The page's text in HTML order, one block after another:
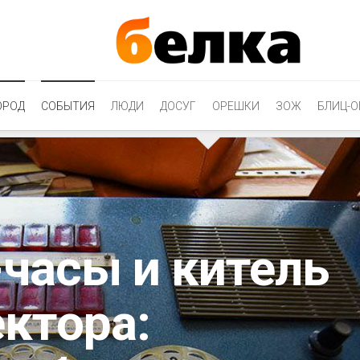
СОБЫТИЯ ЛЮДИ ДОСУГ ОРЕШКИ ЗОЖ БЛИЦ-
и китель